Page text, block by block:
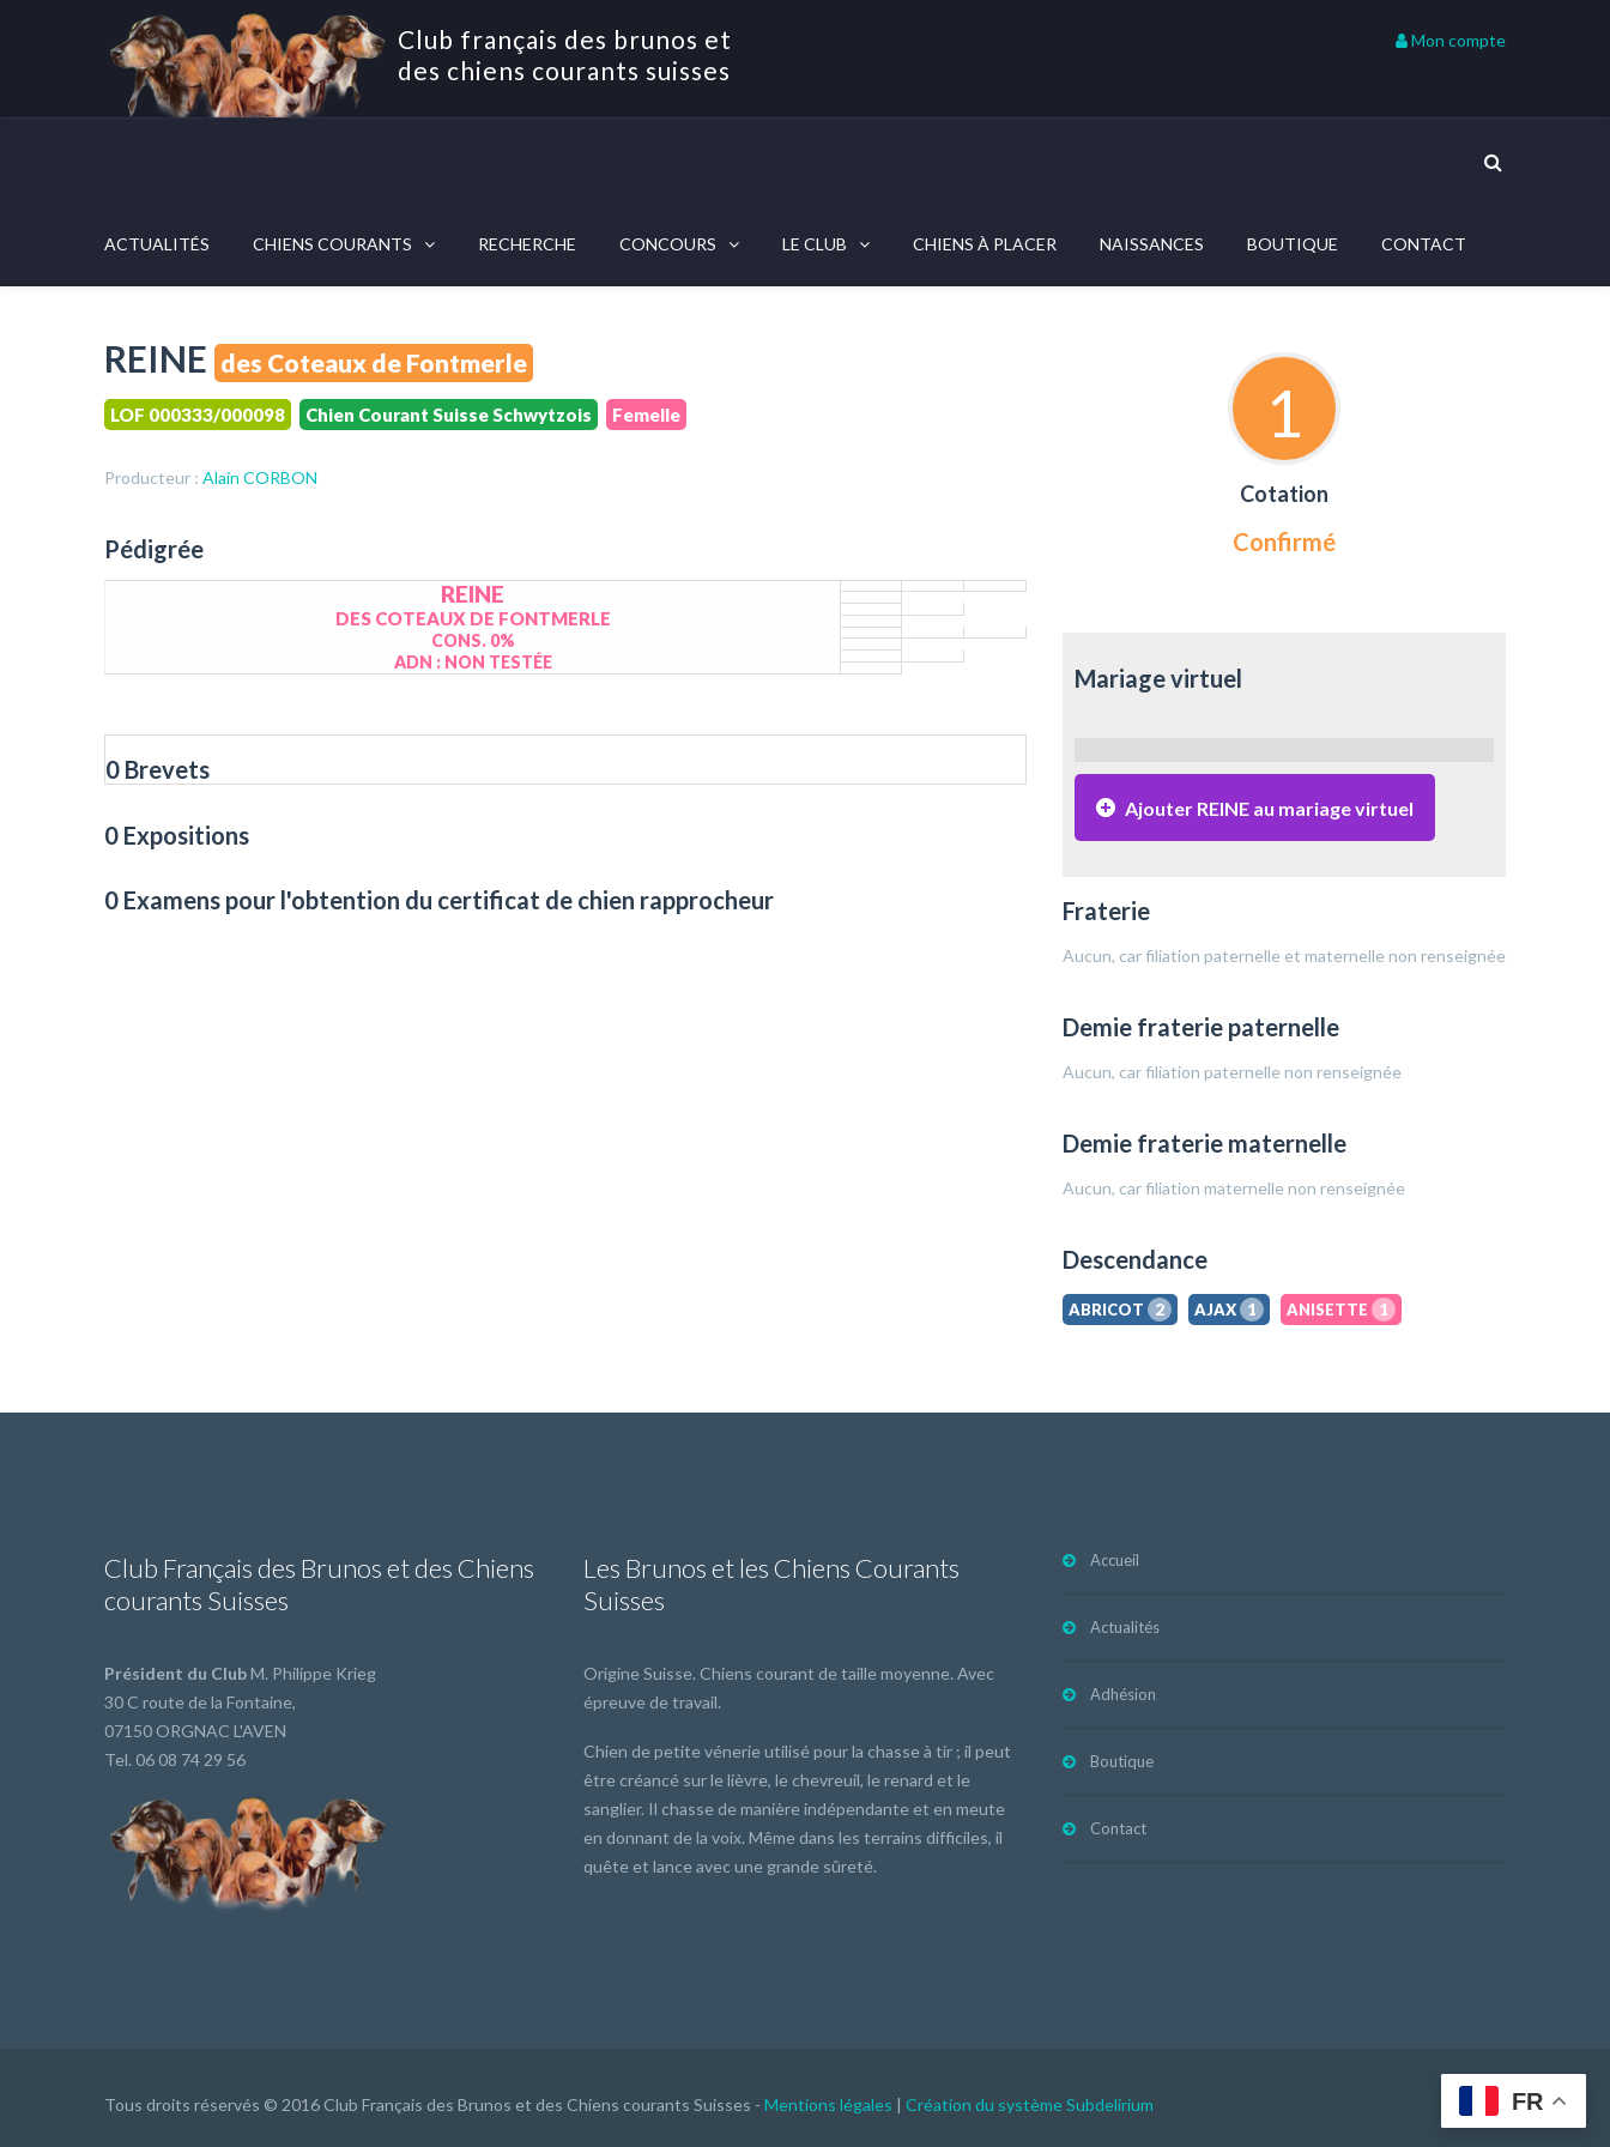
Club français des brunos et
des chiens courants suisses
Mon compte
ACTUALITÉS CHIENS COURANTS RECHERCHE CONCOURS LE CLUB CHIENS À PLACER NAISSANCES BOUTIQUE CONTACT
REINE des Coteaux de Fontmerle
LOF 000333/000098 Chien Courant Suisse Schwytzois Femelle
Producteur : Alain CORBON
Pédigrée
REINE
DES COTEAUX DE FONTMERLE
CONS. 0%
ADN : NON TESTÉE
0 Brevets
0 Expositions
0 Examens pour l'obtention du certificat de chien rapprocheur
1
Cotation
Confirmé
Mariage virtuel
Ajouter REINE au mariage virtuel
Fraterie
Aucun, car filiation paternelle et maternelle non renseignée
Demie fraterie paternelle
Aucun, car filiation paternelle non renseignée
Demie fraterie maternelle
Aucun, car filiation maternelle non renseignée
Descendance
ABRICOT 2 AJAX 1 ANISETTE 1
Club Français des Brunos et des Chiens
courants Suisses
Président du ClubM. Philippe Krieg
30 C route de la Fontaine,
07150 ORGNAC L'AVEN
Tel. 06 08 74 29 56
Les Brunos et les Chiens Courants
Suisses
Origine Suisse. Chiens courant de taille moyenne. Avec
épreuve de travail.
Chien de petite vénerie utilisé pour la chasse à tir ; il peut
être créancé sur le lièvre, le chevreuil, le renard et le
sanglier. Il chasse de manière indépendante et en meute
en donnant de la voix. Même dans les terrains difficiles, il
quête et lance avec une grande sûreté.
Accueil
Actualités
Adhésion
Boutique
Contact
Tous droits réservés © 2016 Club Français des Brunos et des Chiens courants Suisses - Mentions légales | Création du système Subdelirium FR